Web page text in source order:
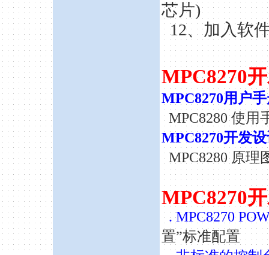
芯片)
12、加入软
MPC8270
MPC8270用户
MPC8280 使用
MPC8270开发
MPC8280 原理
MPC8270
.MPC8270
置”标准配置